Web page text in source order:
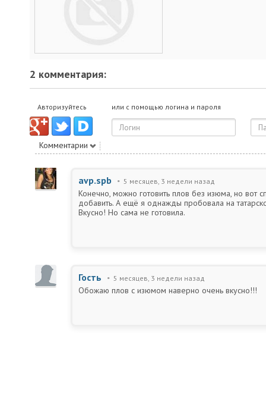
2 комментария:
Авторизуйтесь или с помощью логина и пароля
Комментарии
avp.spb 5 месяцев, 3 недели назад
Конечно, можно готовить плов без изюма, но вот
добавить. А ещё я однажды пробовала на
Вкусно! Но сама не готовила.
Гость 5 месяцев, 3 недели назад
Обожаю плов с изюмом наверно очень вкусно!!!